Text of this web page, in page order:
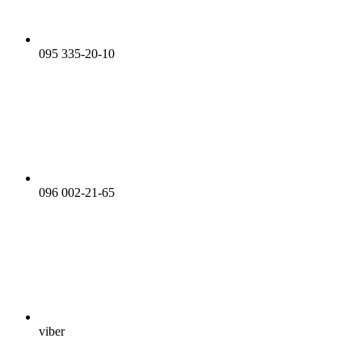
095 335-20-10
096 002-21-65
viber